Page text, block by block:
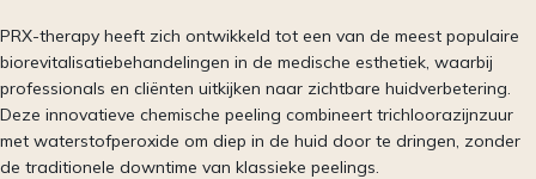
PRX-therapy heeft zich ontwikkeld tot een van de meest populaire
biorevitalisatiebehandelingen in de medische esthetiek, waarbij
professionals en cliënten uitkijken naar zichtbare huidverbetering.
Deze innovatieve chemische peeling combineert trichloorazijnzuur
met waterstofperoxide om diep in de huid door te dringen, zonder
de traditionele downtime van klassieke peelings.